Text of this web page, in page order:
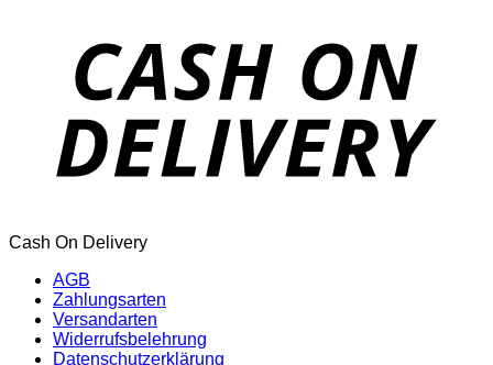
Cash On Delivery
AGB
Zahlungsarten
Versandarten
Widerrufsbelehrung
Datenschutzerklärung